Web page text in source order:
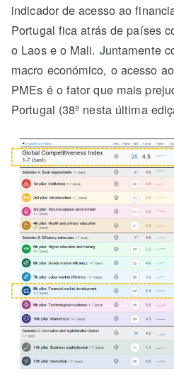
indicador de acesso ao
Portugal fica atrás de países
o Laos e o Mali. Juntamente
macro económico, o acesso
PMEs é o fator que mais
Portugal (38º nesta última